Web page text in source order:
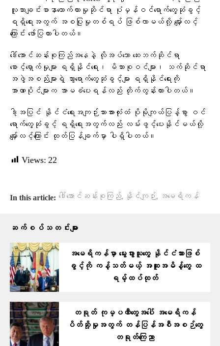
လူသားချင်းစာနာထောက်ထားမှုဆိုင်ရာ ပုံမှန်ဝင်ရောက်တွေ့ဆုံခွင့်
ရရှိရေးအတွက် အစပြုမှုတစ်ရပ် ဖြစ်လာမယ်လို့ မျှော်လင့်
ကြောင်း ဖော်ပြထားပါတယ်။
ဒေါ်အောင်ဆန်းစုကြည်အနေနဲ့ လိုအပ်သော ဆေးဘက်ဆိုင်ရာ
စောင့်ရှောက်မှုများ ရရှိနိုင်ရေး၊ မိသားစုဝင်များ၊ သက်ဆိုင်ရာ
အဖွဲ့အစည်းများရဲ့ သွားရောက်တွေ့ဆုံခွင့်များ ရရှိနိုင်ရေးကို
အာဏာပိုင်များက အာမခံပေးရန်လည်း တိုက်တွန်းထားပါတယ်။
ဒါ့အပြင် နိုင်ငံရေးအကျဉ်းသားအားလုံးထံ ပိုမိုကျယ်ပြန့်စွာ ဝင်
ရောက်တွေ့ဆုံခွင့် ရရှိရေးအတွက်လည်း လမ်းဖွင့်ပေးနိုင်မယ်လို့
မျှော်လင့်ကြောင်း ထုတ်ပြန်ချက်မှာ ပါရှိပါတယ်။
Views: 22
In this article: ဒေါ်အောင်ဆန်းစုကြည်, နိုင်ကျဉ်း, အမေရိကန်
ဆက်စပ်သတင်းများ
အမေရိကန်မှာ မွေးဖွားသူတွေ နိုင်ငံသားဖြစ်
ခွင့်ကို ကန့်သတ်မယ့် အထူးအမိန့်တွေ ထ
ရမ့်ထပ်ထုတ်
တရုတ် ကုမ္ပဏီတွေအပေါ် အမေရိကန်
ပိတ်ဆို့မှုအတွက် တန်ပြန်အစီအစဉ်တွေ
တရုတ်ကြေညာ